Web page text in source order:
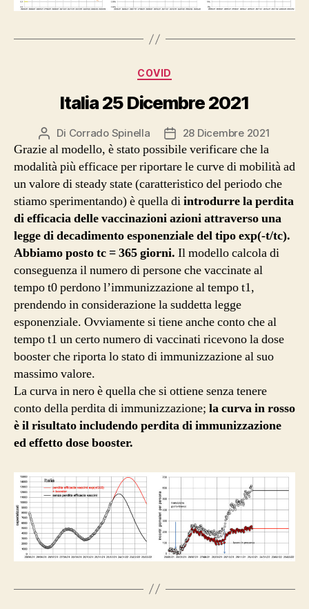
Categorie
COVID
Italia 25 Dicembre 2021
Autore
articolo
Di Corrado Spinella
Data
dell'articolo
28 Dicembre 2021
Grazie al modello, è stato possibile verificare che la
modalità più efficace per riportare le curve di mobilità ad
un valore di steady state (caratteristico del periodo che
stiamo sperimentando) è quella diintrodurre la perdita
di efficacia delle vaccinazioni azioni attraverso una
legge di decadimento esponenziale del tipo exp(-t/tc).
Abbiamo posto tc = 365 giorni. Il modello calcola di
conseguenza il numero di persone che vaccinate al
tempo t0 perdono l’immunizzazione al tempo t1,
prendendo in considerazione la suddetta legge
esponenziale. Ovviamente si tiene anche conto che al
tempo t1 un certo numero di vaccinati ricevono la dose
booster che riporta lo stato di immunizzazione al suo
massimo valore.
La curva in nero è quella che si ottiene senza tenere
conto della perdita di immunizzazione; la curva in rosso
è il risultato includendo perdita di immunizzazione
ed effetto dose booster.